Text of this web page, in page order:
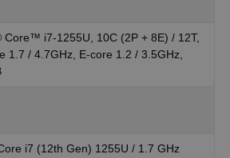
Core™ i7-1255U, 10C (2P + 8E) / 12T,
1.7 / 4.7GHz, E-core 1.2 / 3.5GHz,
i7 (12th Gen) 1255U / 1.7 GHz